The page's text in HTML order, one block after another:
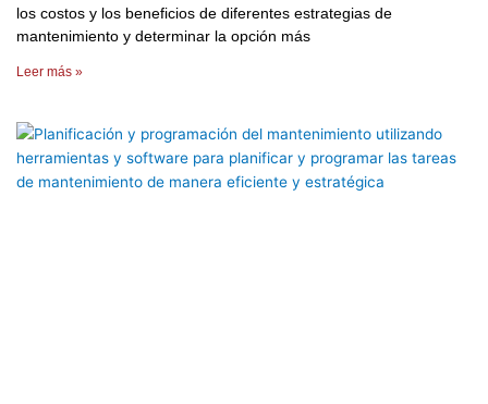
los costos y los beneficios de diferentes estrategias de
mantenimiento y determinar la opción más
Leer más »